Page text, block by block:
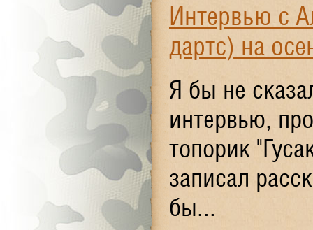
Интервью с
дартс) на
Я бы не
интервью,
топорик
записал
бы...